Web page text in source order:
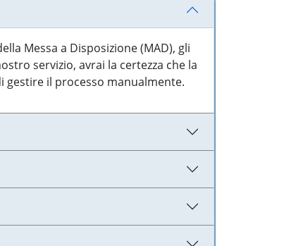
Messa a Disposizione (MAD), gli
servizio, avrai la certezza che la
il processo manualmente.